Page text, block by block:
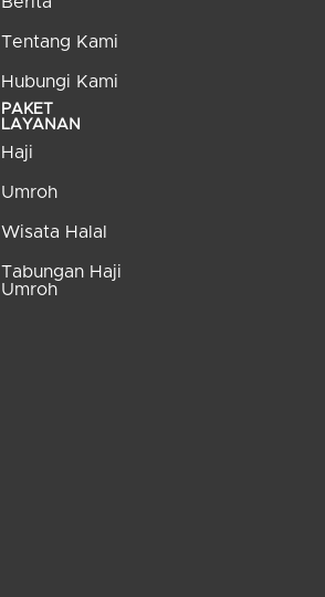
Tentang Kami
Hubungi Kami
PAKET
LAYANAN
Haji
Umroh
Wisata Halal
Tabungan Haji
Umroh